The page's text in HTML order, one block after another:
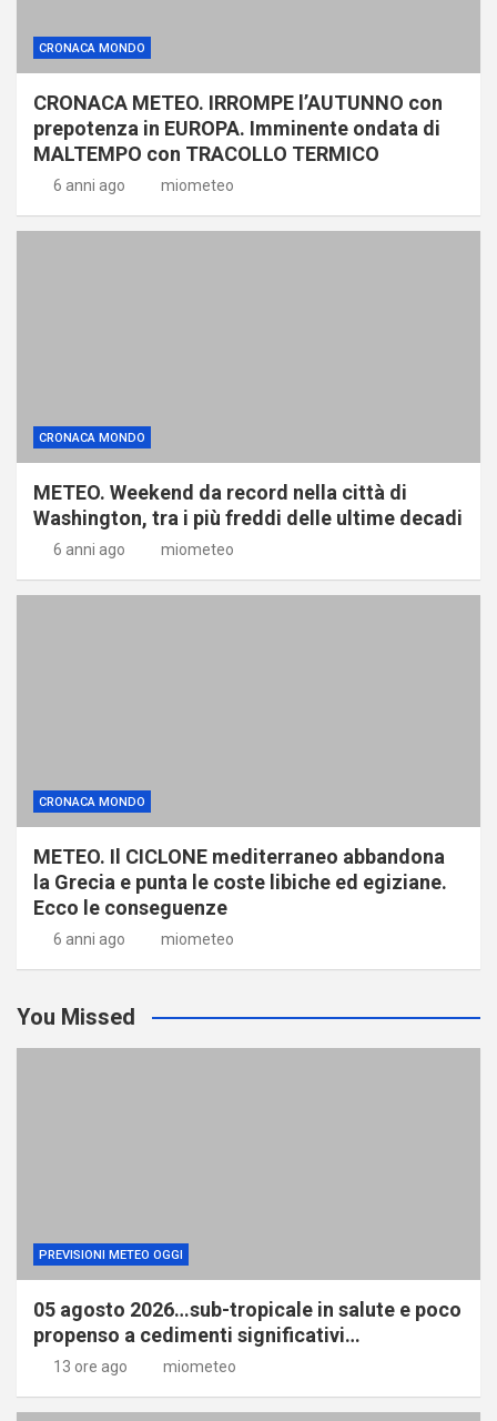
CRONACA MONDO
CRONACA METEO. IRROMPE l’AUTUNNO con
prepotenza in EUROPA. Imminente ondata di
MALTEMPO con TRACOLLO TERMICO
6 anni ago miometeo
CRONACA MONDO
METEO. Weekend da record nella città di
Washington, tra i più freddi delle ultime decadi
6 anni ago miometeo
CRONACA MONDO
METEO. Il CICLONE mediterraneo abbandona
la Grecia e punta le coste libiche ed egiziane.
Ecco le conseguenze
6 anni ago miometeo
You Missed
PREVISIONI METEO OGGI
05 agosto 2026…sub-tropicale in salute e poco
propenso a cedimenti significativi…
13 ore ago miometeo